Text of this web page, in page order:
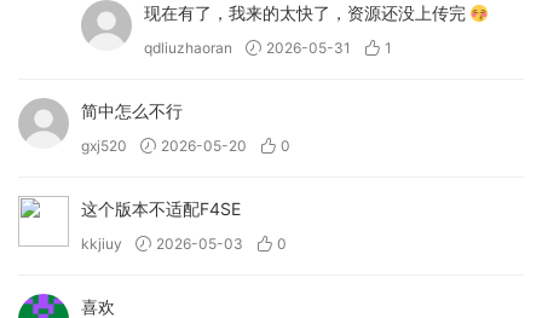
现在有了，我来的太快了，资源还没上传完
qdliuzhaoran 2026-05-31 1
简中怎么不行
gxj520 2026-05-20 0
这个版本不适配F4SE
kkjiuy 2026-05-03 0
喜欢